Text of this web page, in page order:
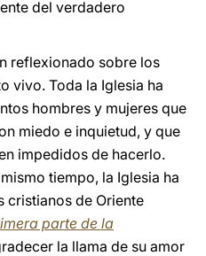
del verdadero
reflexionado sobre los
vivo. Toda la Iglesia ha
hombres y mujeres que
miedo e inquietud, y que
impedidos de hacerlo.
tiempo, la Iglesia ha
cristianos de Oriente
parte de la
la llama de su amor